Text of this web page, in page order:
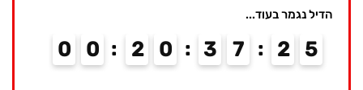
הדיל נגמר בעוד...
0 0 2 0 3 7 2 4
5